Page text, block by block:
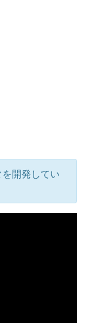
開発してい